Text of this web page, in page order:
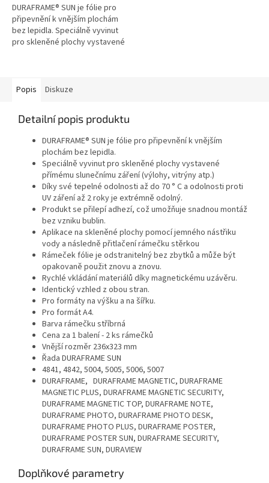
DURAFRAME® SUN je fólie pro
připevnění k vnějším plochám
bez lepidla. Speciálně vyvinut
pro skleněné plochy vystavené
Popis Diskuze
Detailní popis produktu
DURAFRAME® SUN je fólie pro připevnění k vnějším
plochám bez lepidla.
Speciálně vyvinut pro skleněné plochy vystavené
přímému slunečnímu záření (výlohy, vitrýny atp.)
Díky své tepelné odolnosti až do 70 ° C a odolnosti proti
UV záření až 2 roky je extrémně odolný.
Produkt se přilepí adhezí, což umožňuje snadnou montáž
bez vzniku bublin.
Aplikace na skleněné plochy pomocí jemného nástřiku
vody a následně přitlačení rámečku stěrkou
Rámeček fólie je odstranitelný bez zbytků a může být
opakovaně použit znovu a znovu.
Rychlé vkládání materiálů díky magnetickému uzávěru.
Identický vzhled z obou stran.
Pro formáty na výšku a na šířku.
Pro formát A4.
Barva rámečku stříbrná
Cena za 1 balení - 2 ks rámečků
Vnější rozměr 236x323 mm
Řada DURAFRAME SUN
4841, 4842, 5004, 5005, 5006, 5007
DURAFRAME, DURAFRAME MAGNETIC, DURAFRAME
MAGNETIC PLUS, DURAFRAME MAGNETIC SECURITY,
DURAFRAME MAGNETIC TOP, DURAFRAME NOTE,
DURAFRAME PHOTO, DURAFRAME PHOTO DESK,
DURAFRAME PHOTO PLUS, DURAFRAME POSTER,
DURAFRAME POSTER SUN, DURAFRAME SECURITY,
DURAFRAME SUN, DURAVIEW
Doplňkové parametry